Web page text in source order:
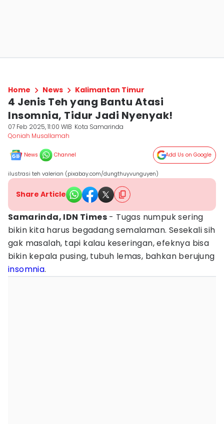
Home News Kalimantan Timur
4 Jenis Teh yang Bantu Atasi
Insomnia, Tidur Jadi Nyenyak!
07 Feb 2025, 11:00 WIB Kota Samarinda
Qoniah Musallamah
News Channel Add Us on Google
ilustrasi teh valerian (pixabay.com/dungthuyvunguyen)
Share Article
Samarinda, IDN Times - Tugas numpuk sering
bikin kita harus begadang semalaman. Sesekali sih
gak masalah, tapi kalau keseringan, efeknya bisa
bikin kepala pusing, tubuh lemas, bahkan berujung
insomnia.